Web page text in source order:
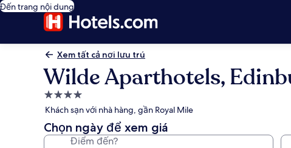
Đến trang nội dung
Xem tất cả nơi lưu trú
Wilde Aparthotels,
Nơi
lưu
trú
4.0
Khách sạn với nhà hàng, gần Royal Mile
Chọn ngày để xem giá
Điểm đến?